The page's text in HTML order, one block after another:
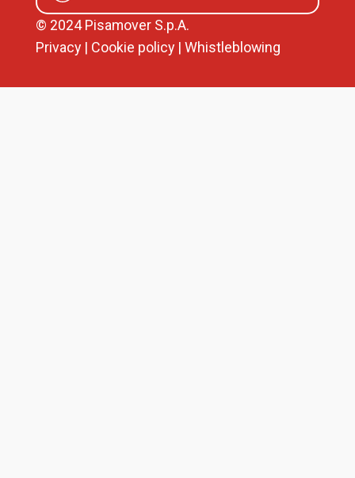
Dove siamo
I servizi
Servizio Shuttle Aeroporto/Stazione FS